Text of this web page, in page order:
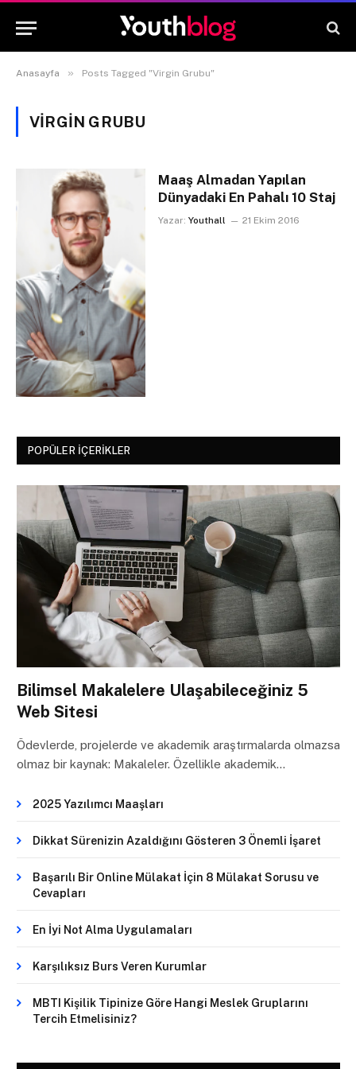
Anasayfa » Posts Tagged "Virgin Grubu"
VIRGIN GRUBU
Maaş Almadan Yapılan
Dünyadaki En Pahalı 10 Staj
Yazar: Youthall 21 Ekim 2016
POPÜLER İÇERIKLER
Bilimsel Makalelere Ulaşabileceğiniz 5
Web Sitesi
Ödevlerde, projelerde ve akademik araştırmalarda olmazsa
olmaz bir kaynak: Makaleler. Özellikle akademik…
2025 Yazılımcı Maaşları
Dikkat Sürenizin Azaldığını Gösteren 3 Önemli İşaret
Başarılı Bir Online Mülakat İçin 8 Mülakat Sorusu ve
Cevapları
En İyi Not Alma Uygulamaları
Karşılıksız Burs Veren Kurumlar
MBTI Kişilik Tipinize Göre Hangi Meslek Gruplarını
Tercih Etmelisiniz?